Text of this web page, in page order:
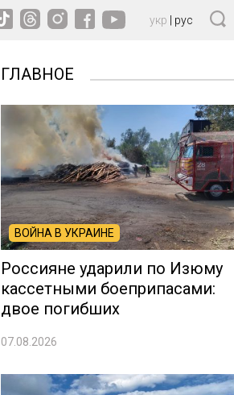
укр рус
ГЛАВНОЕ
ВОЙНА В УКРАИНЕ
Россияне ударили по Изюму
кассетными боеприпасами:
двое погибших
07.08.2026